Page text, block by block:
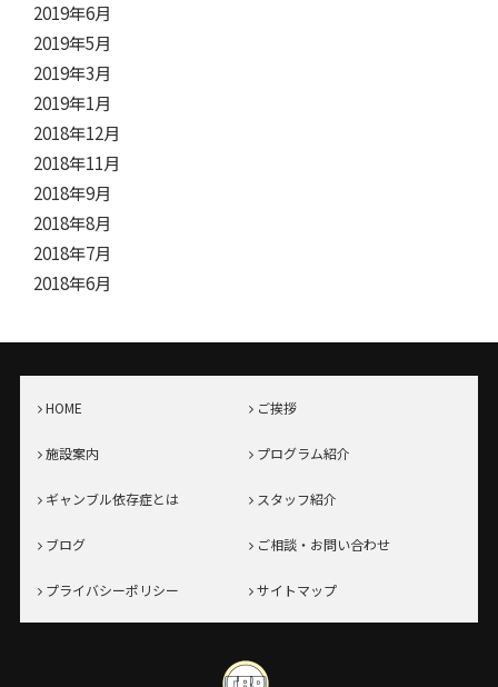
2019年6月
2019年5月
2019年3月
2019年1月
2018年12月
2018年11月
2018年9月
2018年8月
2018年7月
2018年6月
HOME ご挨拶
施設案内 プログラム紹介
ギャンブル依存症とは スタッフ紹介
ブログ ご相談・お問い合わせ
プライバシーポリシー サイトマップ